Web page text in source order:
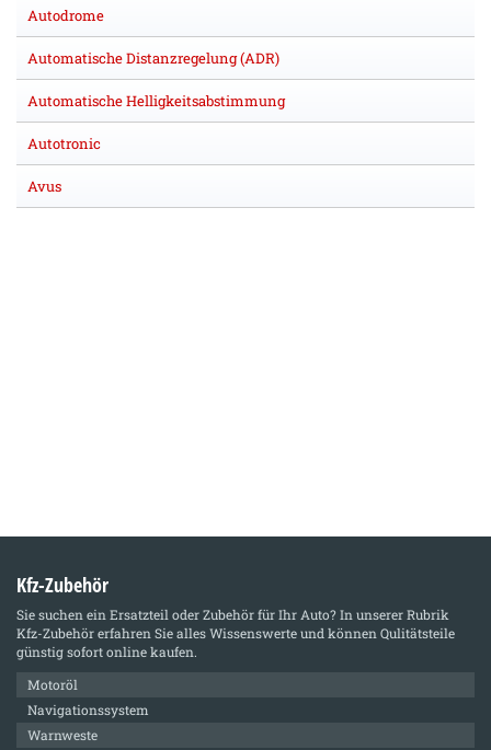
Autodrome
Automatische Distanzregelung (ADR)
Automatische Helligkeitsabstimmung
Autotronic
Avus
Kfz-Zubehör
Sie suchen ein Ersatzteil oder Zubehör für Ihr Auto? In unserer Rubrik
Kfz-Zubehörerfahren Sie alles Wissenswerte und können Qulitätsteile
günstig sofort online kaufen.
Motoröl
Navigationssystem
Warnweste